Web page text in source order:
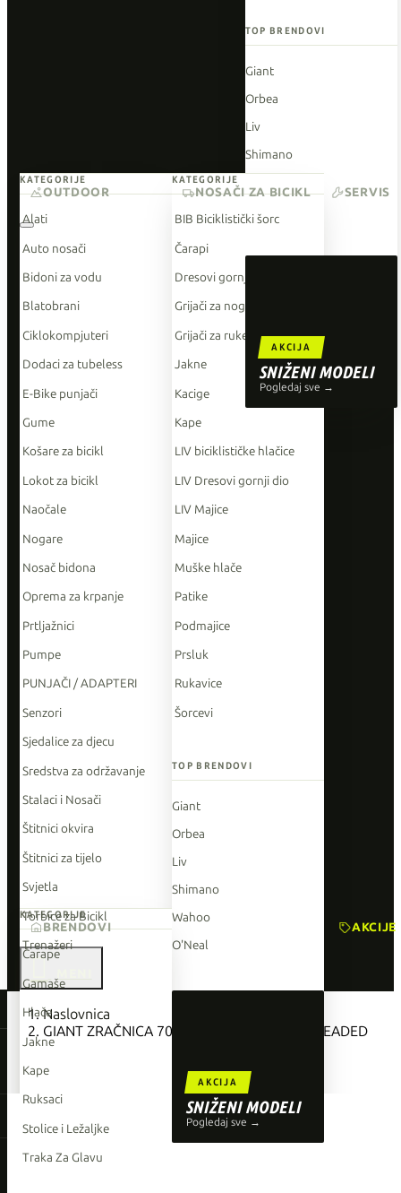
TOP BRENDOVI
Giant
Orbea
Liv
Shimano
O'Neal
AKCIJA
SNIŽENI MODELI
Pogledaj sve →
KATEGORIJE
Alati
Auto nosači
Bidoni za vodu
Blatobrani
Ciklokompjuteri
Dodaci za tubeless
E-Bike punjači
Gume
Košare za bicikl
Lokot za bicikl
Naočale
Nogare
Nosač bidona
Oprema za krpanje
Prtljažnici
Pumpe
PUNJAČI / ADAPTERI
Senzori
Sjedalice za djecu
Sredstva za održavanje
Stalaci i Nosači
Štitnici okvira
Štitnici za tijelo
Svjetla
Torbice za Bicikl
Trenažeri
Giant
Orbea
Liv
Shimano
Wahoo
KATEGORIJE
BIB Biciklistički šorc
Čarapi
Dresovi gornji dio
Grijači za noge
Grijači za ruke
Jakne
Kacige
Kape
LIV biciklističke hlačice
LIV Dresovi gornji dio
LIV Majice
Majice
Muške hlače
Patike
Podmajice
Prsluk
Rukavice
Šorcevi
TOP BRENDOVI
Giant
Orbea
Liv
Shimano
Wahoo
O'Neal
AKCIJA
SNIŽENI MODELI
Pogledaj sve →
OUTDOOR
KATEGORIJE
Čarape
Gamaše
Hlače
Jakne
Kape
Ruksaci
Stolice i Ležaljke
Traka Za Glavu
NOSAČI ZA BICIKL SERVIS
BRENDOVI AKCIJE

Naslovnica
GIANT ZRAČNICA 700X28-32 PV 48MM THREADED